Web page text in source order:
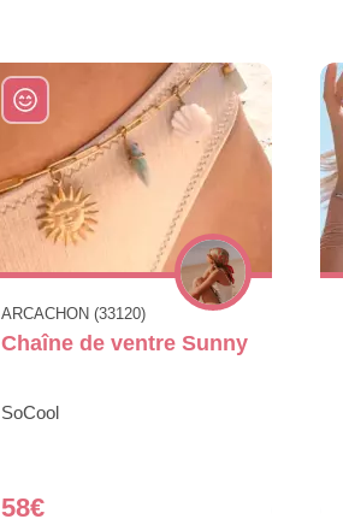
ARCACHON (33120)
Chaîne de ventre Sunny
SoCool
58€